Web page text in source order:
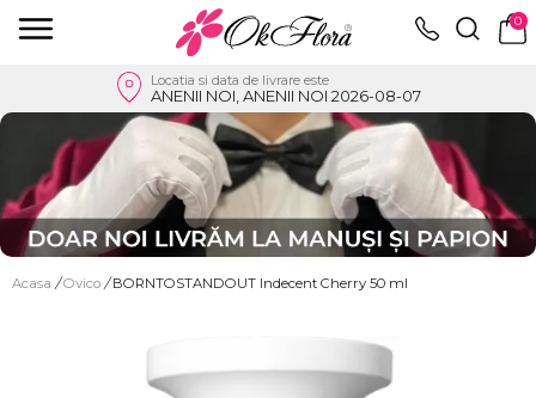
0
Locatia si data de livrare este
ANENII NOI, ANENII NOI 2026-08-07
Acasa / Ovico / BORNTOSTANDOUT Indecent Cherry 50 ml